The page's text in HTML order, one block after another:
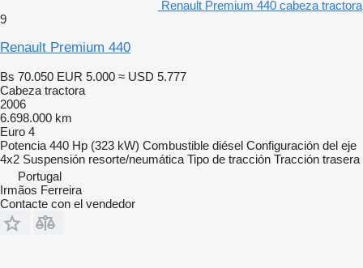
Renault Premium 440 cabeza tractora
9
Renault Premium 440
Bs 70.050 EUR 5.000 ≈ USD 5.777
Cabeza tractora
2006
6.698.000 km
Euro 4
Potencia 440 Hp (323 kW) Combustible diésel Configuración del eje
4x2 Suspensión resorte/neumática Tipo de tracción Tracción trasera
Portugal
Irmãos Ferreira
Contacte con el vendedor